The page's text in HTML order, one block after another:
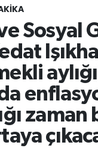
Sosyal
zaman
Haberleri